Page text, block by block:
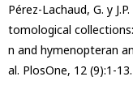
Pérez-Lachaud, G. y
tomological
n and hymenopteran
al. PlosOne, 12 (9):1-13.